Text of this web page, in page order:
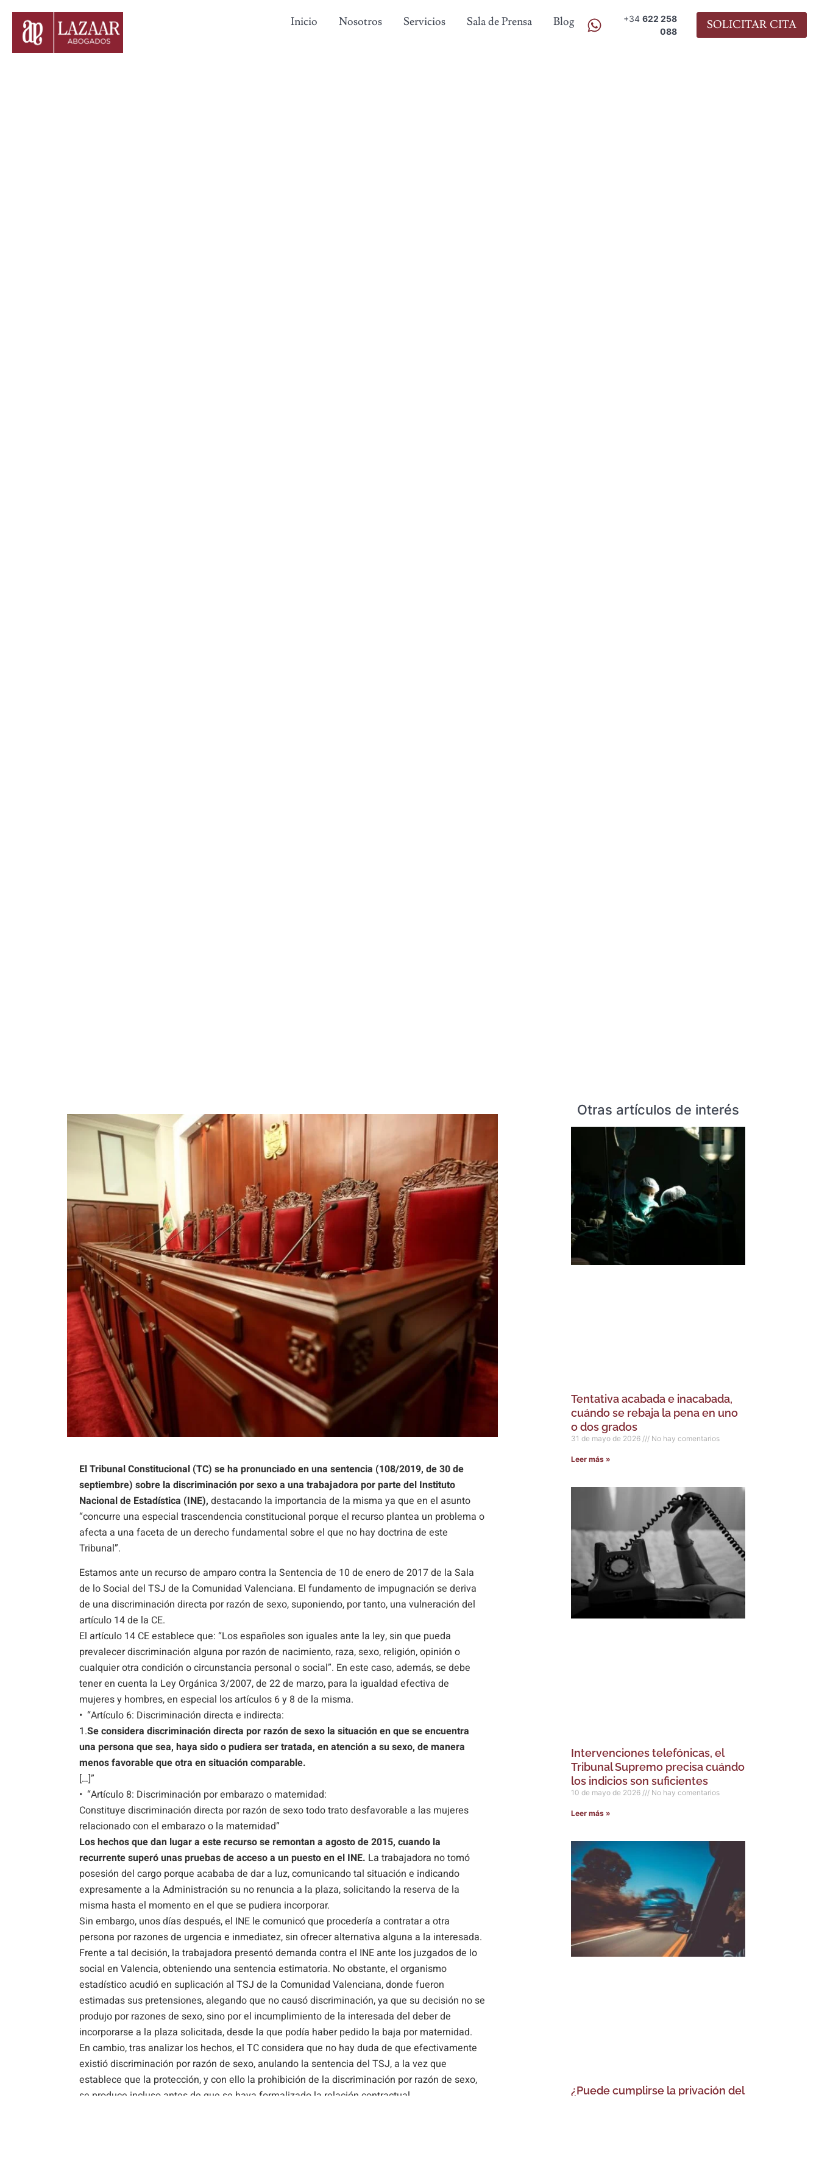
Inicio Nosotros Servicios Sala de Prensa Blog +34622 258
088
SOLICITAR CITA
El Tribunal Constitucional (TC) se ha pronunciado en una sentencia (108/2019, de 30 de
septiembre) sobre la discriminación por sexo a una trabajadora por parte del Instituto
Nacional de Estadística (INE), destacando la importancia de la misma ya que en el asunto
“concurre una especial trascendencia constitucional porque el recurso plantea un problema o
afecta a una faceta de un derecho fundamental sobre el que no hay doctrina de este
Tribunal”.
Estamos ante un recurso de amparo contra la Sentencia de 10 de enero de 2017 de la Sala
de lo Social del TSJ de la Comunidad Valenciana. El fundamento de impugnación se deriva
de una discriminación directa por razón de sexo, suponiendo, por tanto, una vulneración del
artículo 14 de la CE.
El artículo 14 CE establece que: “Los españoles son iguales ante la ley, sin que pueda
prevalecer discriminación alguna por razón de nacimiento, raza, sexo, religión, opinión o
cualquier otra condición o circunstancia personal o social”. En este caso, además, se debe
tener en cuenta la Ley Orgánica 3/2007, de 22 de marzo, para la igualdad efectiva de
mujeres y hombres, en especial los artículos 6 y 8 de la misma.
• “Artículo 6: Discriminación directa e indirecta:
1.Se considera discriminación directa por razón de sexo la situación en que se encuentra
una persona que sea, haya sido o pudiera ser tratada, en atención a su sexo, de manera
menos favorable que otra en situación comparable.
[…]”
• “Artículo 8: Discriminación por embarazo o maternidad:
Constituye discriminación directa por razón de sexo todo trato desfavorable a las mujeres
relacionado con el embarazo o la maternidad”
Los hechos que dan lugar a este recurso se remontan a agosto de 2015, cuando la
recurrente superó unas pruebas de acceso a un puesto en el INE. La trabajadora no tomó
posesión del cargo porque acababa de dar a luz, comunicando tal situación e indicando
expresamente a la Administración su no renuncia a la plaza, solicitando la reserva de la
misma hasta el momento en el que se pudiera incorporar.
Sin embargo, unos días después, el INE le comunicó que procedería a contratar a otra
persona por razones de urgencia e inmediatez, sin ofrecer alternativa alguna a la interesada.
Frente a tal decisión, la trabajadora presentó demanda contra el INE ante los juzgados de lo
social en Valencia, obteniendo una sentencia estimatoria. No obstante, el organismo
estadístico acudió en suplicación al TSJ de la Comunidad Valenciana, donde fueron
estimadas sus pretensiones, alegando que no causó discriminación, ya que su decisión no se
produjo por razones de sexo, sino por el incumplimiento de la interesada del deber de
incorporarse a la plaza solicitada, desde la que podía haber pedido la baja por maternidad.
En cambio, tras analizar los hechos, el TC considera que no hay duda de que efectivamente
existió discriminación por razón de sexo, anulando la sentencia del TSJ, a la vez que
establece que la protección, y con ello la prohibición de la discriminación por razón de sexo,
se produce incluso antes de que se haya formalizado la relación contractual.
Otras artículos de interés
Tentativa acabada e inacabada,
cuándo se rebaja la pena en uno
o dos grados
31 de mayo de 2026 No hay comentarios
Leer más »
Intervenciones telefónicas, el
Tribunal Supremo precisa cuándo
los indicios son suficientes
10 de mayo de 2026 No hay comentarios
Leer más »
¿Puede cumplirse la privación del